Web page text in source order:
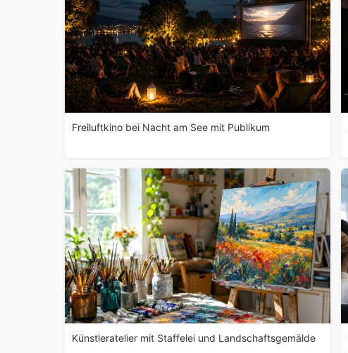
Freiluftkino bei Nacht am See mit Publikum
Künstleratelier mit Staffelei und Landschaftsgemälde